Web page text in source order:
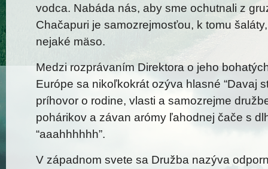
vodca. Nabáda nás, aby sme ochutnali z
Chačapuri je samozrejmosťou, k tomu
nejaké mäso.
Medzi rozprávaním Direktora o jeho
Európe sa nikoľkokrát ozýva hlasné “Davaj
príhovor o rodine, vlasti a samozrejme
pohárikov a závan arómy ľahodnej čače s
“aaahhhhhh”.
V západnom svete sa Družba nazýva